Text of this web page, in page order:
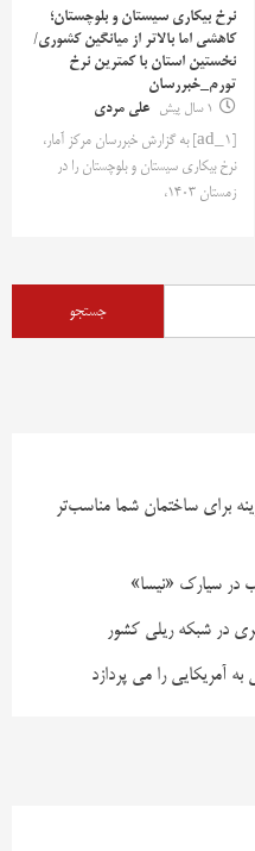
نرخ بیکاری سیستان و بلوچستان؛
کاهشی اما بالاتر از میانگین کشوری/
نخستین استان با کمترین نرخ
تورم_خبررسان
1 سال پیش
علی مردی
[ad_1] به گزارش خبررسان مرکز آمار،
نرخ بیکاری سیستان و بلوچستان را در
زمستان 1403،
برای ساختمان شما مناسب‌تر
در سیارک «نیسا»
در شبکه ریلی کشور
آمریکایی را می پردازد